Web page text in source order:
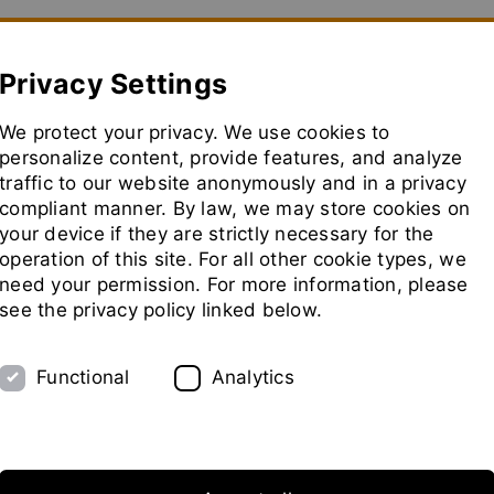
Usine Pilote Salons Représentants
aller
à
d'accueil
Privacy Settings
We protect your privacy. We use cookies to
personalize content, provide features, and analyze
traffic to our website anonymously and in a privacy
compliant manner. By law, we may store cookies on
your device if they are strictly necessary for the
operation of this site. For all other cookie types, we
need your permission. For more information, please
see the privacy policy linked below.
Functional Analytics